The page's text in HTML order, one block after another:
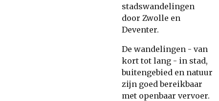
stadswandelingen
door Zwolle en
Deventer.
De wandelingen - van
kort tot lang - in stad,
buitengebied en natuur
zijn goed bereikbaar
met openbaar vervoer.